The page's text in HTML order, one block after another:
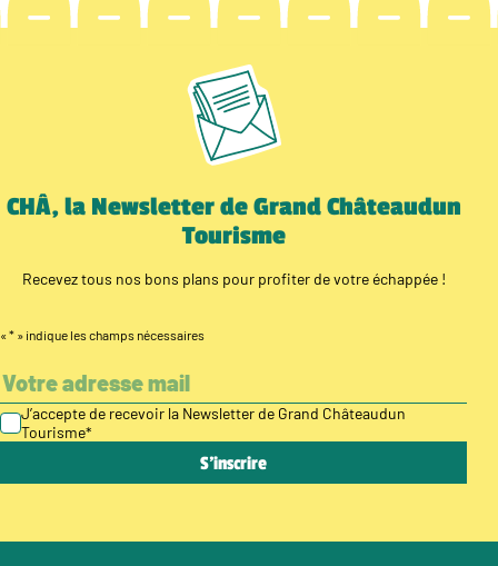
CHÂ, la Newsletter de Grand Châteaudun
Tourisme
Recevez tous nos bons plans pour profiter de votre échappée !
« * » indique les champs nécessaires
J’accepte de recevoir la Newsletter de Grand Châteaudun
Tourisme*